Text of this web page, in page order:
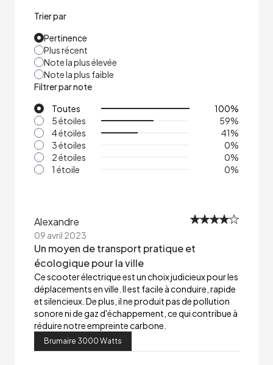
Trier par
Pertinence
Plus récent
Note la plus élevée
Note la plus faible
Filtrer par note
Toutes
100%
5 étoiles
59%
4 étoiles
41%
3 étoiles
0%
2 étoiles
0%
1 étoile
0%
Alexandre
09 avril 2023
Un moyen de transport pratique et
écologique pour la ville
Ce scooter électrique est un choix judicieux pour les
déplacements en ville. Il est facile à conduire, rapide
et silencieux. De plus, il ne produit pas de pollution
sonore ni de gaz d'échappement, ce qui contribue à
réduire notre empreinte carbone.
Brumaire 3000 Watts